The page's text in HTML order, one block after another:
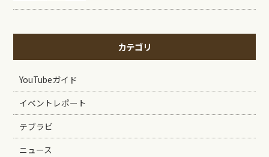
カテゴリ
YouTubeガイド
イベントレポート
テブラビ
ニュース